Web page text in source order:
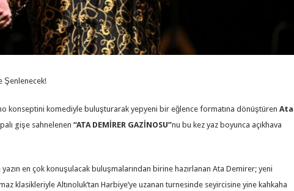
Şenlenecek!
konseptini komediyle buluşturarak yepyeni bir eğlence formatına dönüştüren Ata
gişe sahnelenen “ATA DEMİRER GAZİNOSU”nu bu kez yaz boyunca açıkhava
yazın en çok konuşulacak buluşmalarından birine hazırlanan Ata Demirer; yeni
klasikleriyle Altınoluk’tan Harbiye’ye uzanan turnesinde seyircisine yine kahkaha